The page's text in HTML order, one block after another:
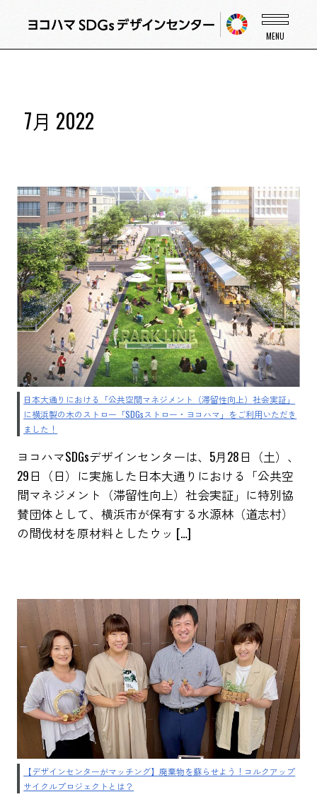
7月 2022
日本大通りにおける「公共空間マネジメント（滞留性向上）社会実証」
に横浜製の木のストロー「SDGsストロー・ヨコハマ」をご利用いただき
ました！
ヨコハマSDGsデザインセンターは、5月28日（土）、
29日（日）に実施した日本大通りにおける「公共空
間マネジメント（滞留性向上）社会実証」に特別協
賛団体として、横浜市が保有する水源林（道志村）
の間伐材を原材料としたウッ […]
【デザインセンターがマッチング】廃棄物を蘇らせよう！コルクアップ
サイクルプロジェクトとは？